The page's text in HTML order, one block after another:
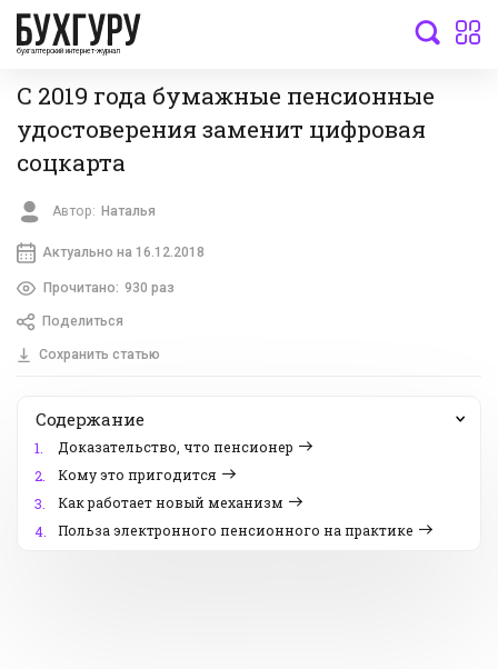
бухгалтерский интернет-журнал
С 2019 года бумажные пенсионные
удостоверения заменит цифровая
соцкарта
Автор: Наталья
Актуально на 16.12.2018
Прочитано: 930 раз
Поделиться
Сохранить статью
Содержание
1.
Доказательство, что пенсионер
2.
Кому это пригодится
3.
Как работает новый механизм
4.
Польза электронного пенсионного на практике